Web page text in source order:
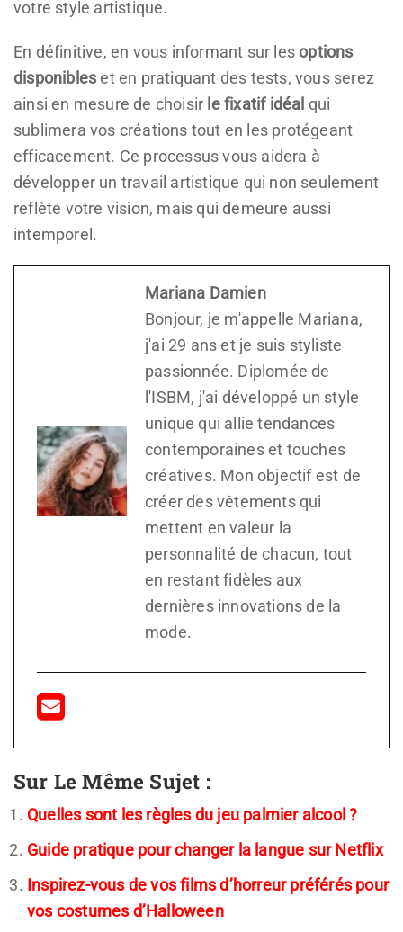
votre style artistique.
En définitive, en vous informant sur lesoptions
disponibleset en pratiquant des tests, vous serez
ainsi en mesure de choisir le fixatif idéal qui
sublimera vos créations tout en les protégeant
efficacement. Ce processus vous aidera à
développer un travail artistique qui non seulement
reflète votre vision, mais qui demeure aussi
intemporel.
Mariana Damien
Bonjour, je m'appelle Mariana,
j'ai 29 ans et je suis styliste
passionnée. Diplomée de
l'ISBM, j'ai développé un style
unique qui allie tendances
contemporaines et touches
créatives. Mon objectif est de
créer des vêtements qui
mettent en valeur la
personnalité de chacun, tout
en restant fidèles aux
dernières innovations de la
mode.
Sur Le Même Sujet :
Quelles sont les règles du jeu palmier alcool ?
Guide pratique pour changer la langue sur Netflix
Inspirez-vous de vos films d’horreur préférés pour
vos costumes d’Halloween